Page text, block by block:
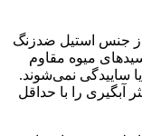
جنس استیل ضدزنگ
میوه مقاوم
ساییدگی نمی‌شوند.
آبگیری را با حداقل